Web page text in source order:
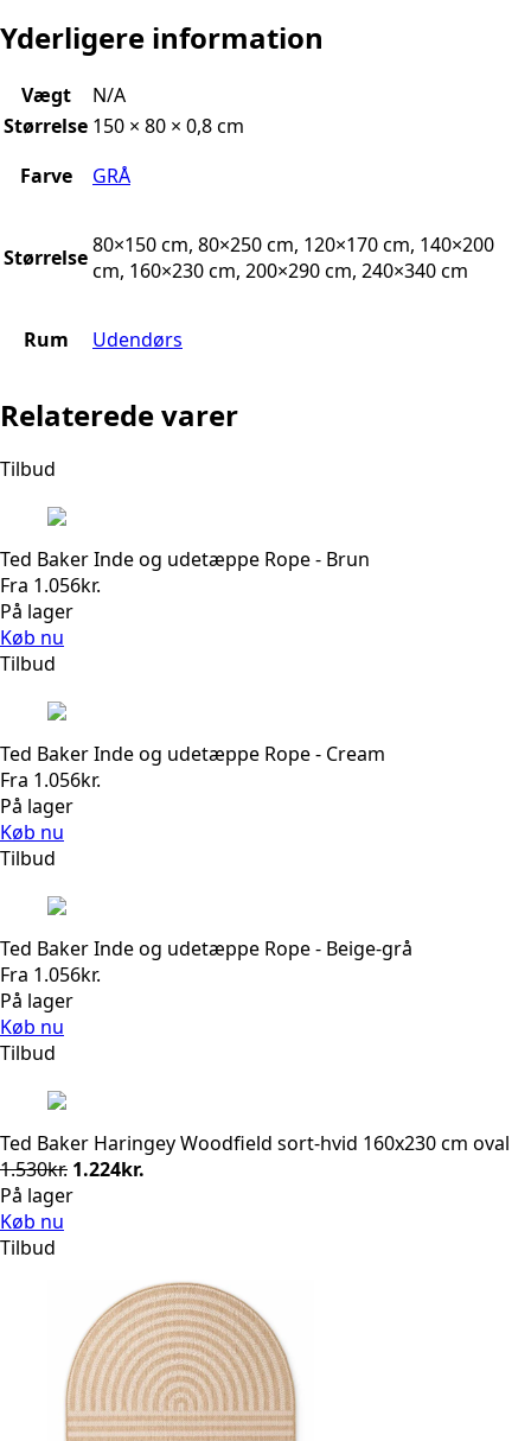
Yderligere information
Vægt
N/A
Størrelse 150 × 80 × 0,8 cm
Farve
GRÅ
Størrelse80×150 cm, 80×250 cm, 120×170 cm, 140×200
cm, 160×230 cm, 200×290 cm, 240×340 cm
Rum Udendørs
Relaterede varer
Tilbud
Ted Baker Inde og udetæppe Rope - Brun
Fra 1.056kr.
På lager
Køb nu
Tilbud
Ted Baker Inde og udetæppe Rope - Cream
Fra 1.056kr.
På lager
Køb nu
Tilbud
Ted Baker Inde og udetæppe Rope - Beige-grå
Fra 1.056kr.
På lager
Køb nu
Tilbud
Ted Baker Haringey Woodfield sort-hvid 160x230 cm oval
1.530kr. Den
oprindelige
1.224kr.
På lager
Køb nu
Tilbud